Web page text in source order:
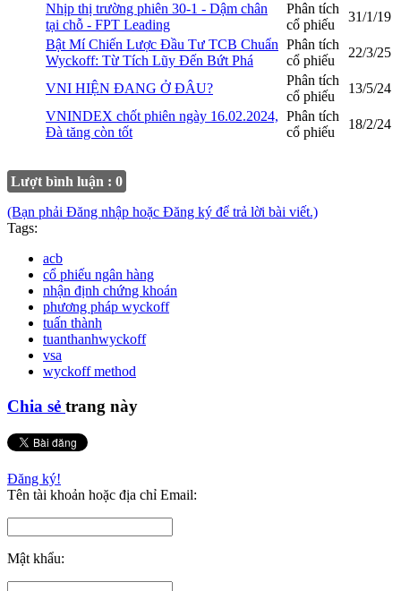
Nhịp thị trường phiên 30-1 - Dậm chân
tại chỗ - FPT Leading
Phân tích
cổ phiếu
31/1/19
Bật Mí Chiến Lược Đầu Tư TCB Chuẩn
Wyckoff: Từ Tích Lũy Đến Bứt Phá
Phân tích
cổ phiếu
22/3/25
VNI HIỆN ĐANG Ở ĐÂU?
Phân tích
cổ phiếu
13/5/24
VNINDEX chốt phiên ngày 16.02.2024,
Đà tăng còn tốt
Phân tích
cổ phiếu
18/2/24
Lượt bình luận : 0
(Bạn phải Đăng nhập hoặc Đăng ký để trả lời bài viết.)
Tags:
acb
cổ phiếu ngân hàng
nhận định chứng khoán
phương pháp wyckoff
tuấn thành
tuanthanhwyckoff
vsa
wyckoff method
Chia sẻ trang này
Đăng ký!
Tên tài khoản hoặc địa chỉ Email:
Mật khẩu: